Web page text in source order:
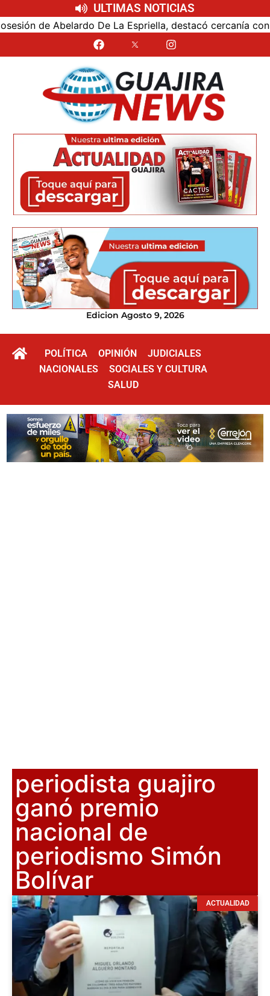
ULTIMAS NOTICIAS
Abelardo De La Espriella, destacó cercanía con el
Edicion Agosto 9, 2026
POLÍTICA OPINIÓN
JUDICIALES
NACIONALES
SOCIALES Y CULTURA
SALUD
periodista guajiro
ganó premio
nacional de
periodismo Simón
Bolívar
ACTUALIDAD